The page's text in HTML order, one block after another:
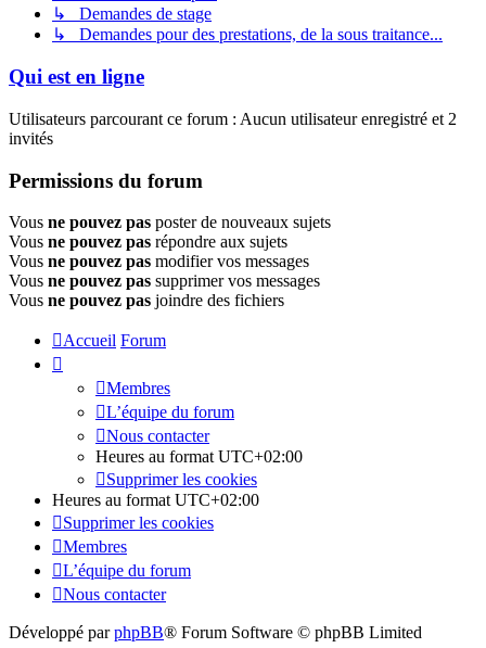
↳ Demandes de stage
↳ Demandes pour des prestations, de la sous traitance...
Qui est en ligne
Utilisateurs parcourant ce forum : Aucun utilisateur enregistré et 2
invités
Permissions du forum
Vous ne pouvez pas poster de nouveaux sujets
Vous ne pouvez pas répondre aux sujets
Vous ne pouvez pas modifier vos messages
Vous ne pouvez pas supprimer vos messages
Vous ne pouvez pas joindre des fichiers
Accueil Forum
Membres
L’équipe du forum
Nous contacter
Heures au format UTC+02:00
Supprimer les cookies
Heures au format UTC+02:00
Supprimer les cookies
Membres
L’équipe du forum
Nous contacter
Développé parphpBB® Forum Software © phpBB Limited